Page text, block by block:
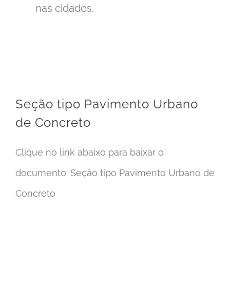
nas cidades.
Seção tipo Pavimento Urbano
de Concreto
Clique no link abaixo para baixar o
documento: Seção tipo Pavimento Urbano de
Concreto